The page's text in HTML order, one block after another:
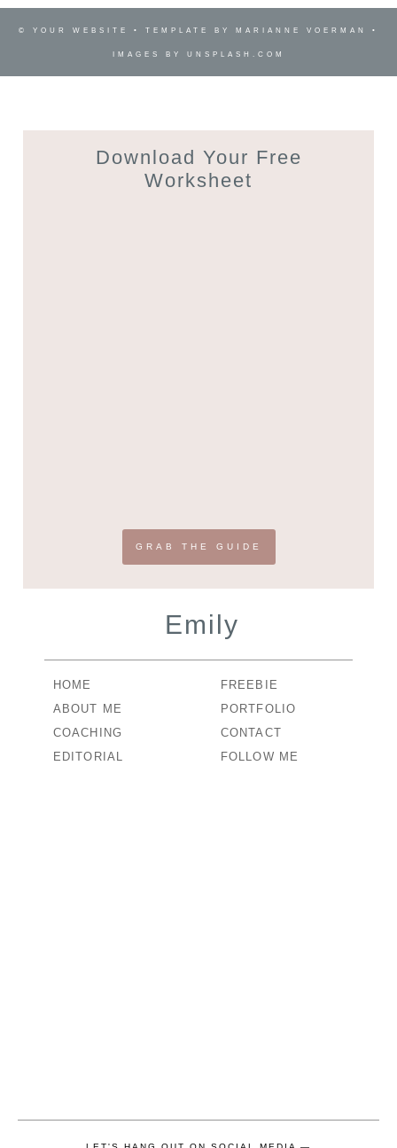
© YOUR WEBSITE • TEMPLATE BY MARIANNE VOERMAN •
IMAGES BY UNSPLASH.COM
Download Your Free
Worksheet
GRAB THE GUIDE
Emily
HOME
ABOUT ME
COACHING
EDITORIAL
FREEBIE
PORTFOLIO
CONTACT
FOLLOW ME